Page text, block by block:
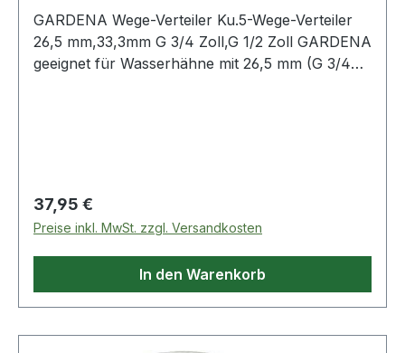
GARDENA Wege-Verteiler Ku.5-Wege-Verteiler
26,5 mm,33,3mm G 3/4 Zoll,G 1/2 Zoll GARDENA
geeignet für Wasserhähne mit 26,5 mm (G 3/4
Regulärer Preis:
37,95 €
Preise inkl. MwSt. zzgl. Versandkosten
In den Warenkorb